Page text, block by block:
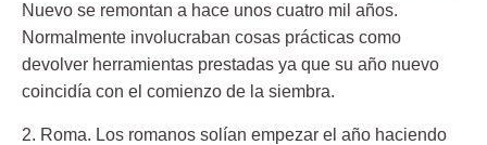
Nuevo se remontan a hace unos cuatro mil años.
Normalmente involucraban cosas prácticas como
devolver herramientas prestadas ya que su año nuevo
coincidía con el comienzo de la siembra.
2. Roma. Los romanos solían empezar el año haciendo